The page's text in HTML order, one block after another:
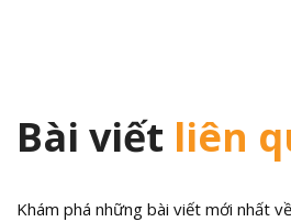
Bài viết liên
Khám phá những bài viết mới nhất